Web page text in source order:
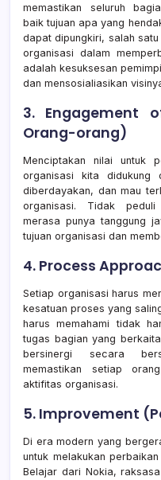
memastikan seluruh
baik tujuan apa yang
dapat dipungkiri, salah
organisasi dalam
adalah kesuksesan
dan mensosialiasikan
3. Engagement
Orang-orang)
Menciptakan nilai untuk
organisasi kita didukung
diberdayakan, dan mau
organisasi. Tidak peduli
merasa punya tanggung
tujuan organisasi dan
4. Process
Setiap organisasi harus
kesatuan proses yang
harus memahami tidak
tugas bagian yang
bersinergi secara
memastikan setiap
aktifitas organisasi.
5. Improvement
Di era modern yang
untuk melakukan
Belajar dari Nokia,